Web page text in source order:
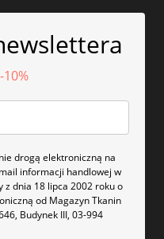
drogą elektroniczną na
informacji handlowej w
z dnia 18 lipca 2002 roku o
od Magazyn Tkanin
Budynek III, 03-994